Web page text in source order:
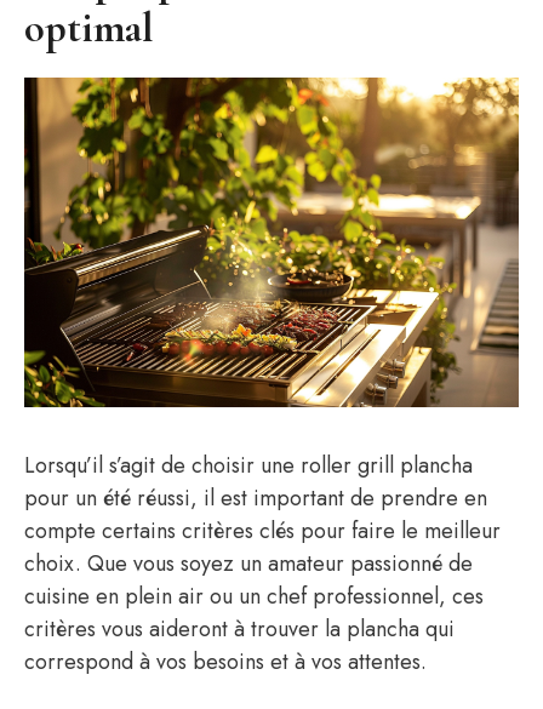
optimal
Lorsqu’il s’agit de choisir une roller grill plancha
pour un été réussi, il est important de prendre en
compte certains critères clés pour faire le meilleur
choix. Que vous soyez un amateur passionné de
cuisine en plein air ou un chef professionnel, ces
critères vous aideront à trouver la plancha qui
correspond à vos besoins et à vos attentes.